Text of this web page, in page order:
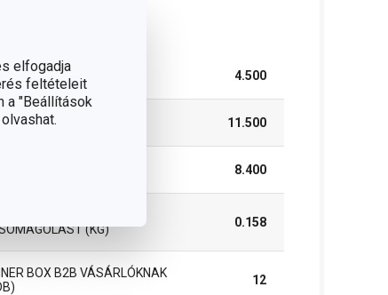
elfogadja
feltételeit
a "Beállítások
(CM) 4.500
(CM) 11.500
8.400
(KG)
0.158
BOX B2B VÁSÁRLÓKNAK
12